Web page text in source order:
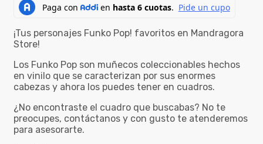
¡Tus personajes Funko Pop! favoritos en Mandragora
Store!
Los Funko Pop son muñecos coleccionables hechos
en vinilo que se caracterizan por sus enormes
cabezas y ahora los puedes tener en cuadros.
¿No encontraste el cuadro que buscabas? No te
preocupes, contáctanos y con gusto te atenderemos
para asesorarte.